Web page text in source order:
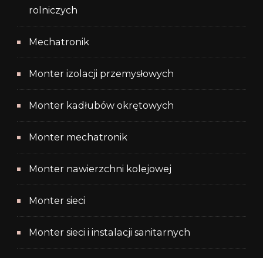
rolniczych
Mechatronik
Monter izolacji przemysłowych
Monter kadłubów okrętowych
Monter mechatronik
Monter nawierzchni kolejowej
Monter sieci
Monter sieci i instalacji sanitarnych